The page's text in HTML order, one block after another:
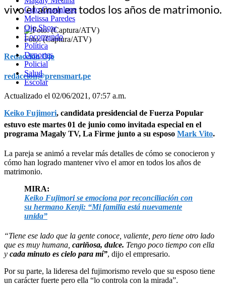
Cuto Guadalupe
Melissa Paredes
Ojo Show
Locomundo
Política
Deportes
Policial
Salud
Escolar
vivo el amor en todos los años de matrimonio.
Foto: (Captura/ATV)
Redacción Ojo
redaccion@prensmart.pe
Actualizado el 02/06/2021, 07:57 a.m.
Keiko Fujimori, candidata presidencial de Fuerza Popular
estuvo este martes 01 de junio como invitada especial en el
programa Magaly TV, La Firme junto a su esposo Mark Vito.
La pareja se animó a revelar más detalles de cómo se conocieron y
cómo han logrado mantener vivo el amor en todos los años de
matrimonio.
MIRA:
Keiko Fujimori se emociona por reconciliación con
su hermano Kenji: “Mi familia está nuevamente
unida”
“Tiene ese lado que la gente conoce, valiente, pero tiene otro lado
que es muy humana, cariñosa, dulce. Tengo poco tiempo con ella
y cada minuto es cielo para mí”, dijo el empresario.
Por su parte, la lideresa del fujimorismo revelo que su esposo tiene
un carácter fuerte pero ella “lo controla con la mirada”.